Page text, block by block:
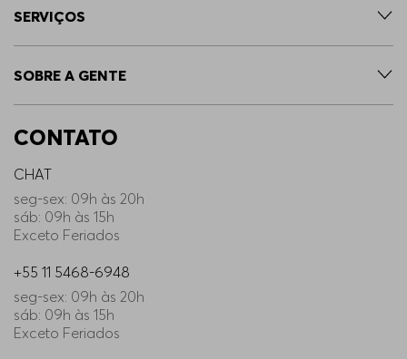
SERVIÇOS
SOBRE A GENTE
CONTATO
CHAT
seg-sex: 09h às 20h
sáb: 09h às 15h
Exceto Feriados
+55 11 5468-6948
seg-sex: 09h às 20h
sáb: 09h às 15h
Exceto Feriados